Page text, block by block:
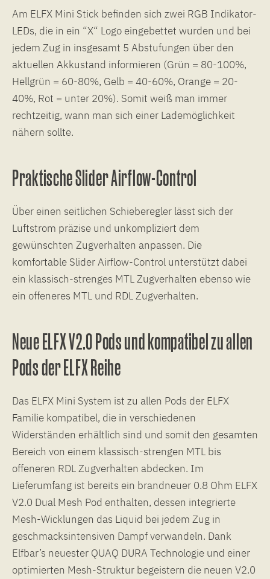
Am ELFX Mini Stick befinden sich zwei RGB Indikator-
LEDs, die in ein “X“ Logo eingebettet wurden und bei
jedem Zug in insgesamt 5 Abstufungen über den
aktuellen Akkustand informieren (Grün = 80-100%,
Hellgrün = 60-80%, Gelb = 40-60%, Orange = 20-
40%, Rot = unter 20%). Somit weiß man immer
rechtzeitig, wann man sich einer Lademöglichkeit
nähern sollte.
Praktische Slider Airflow-Control
Über einen seitlichen Schieberegler lässt sich der
Luftstrom präzise und unkompliziert dem
gewünschten Zugverhalten anpassen. Die
komfortable Slider Airflow-Control unterstützt dabei
ein klassisch-strenges MTL Zugverhalten ebenso wie
ein offeneres MTL und RDL Zugverhalten.
Neue ELFX V2.0 Pods und kompatibel zu allen
Pods der ELFX Reihe
Das ELFX Mini System ist zu allen Pods der ELFX
Familie kompatibel, die in verschiedenen
Widerständen erhältlich sind und somit den gesamten
Bereich von einem klassisch-strengen MTL bis
offeneren RDL Zugverhalten abdecken. Im
Lieferumfang ist bereits ein brandneuer 0.8 Ohm ELFX
V2.0 Dual Mesh Pod enthalten, dessen integrierte
Mesh-Wicklungen das Liquid bei jedem Zug in
geschmacksintensiven Dampf verwandeln. Dank
Elfbar’s neuester QUAQ DURA Technologie und einer
optimierten Mesh-Struktur begeistern die neuen V2.0